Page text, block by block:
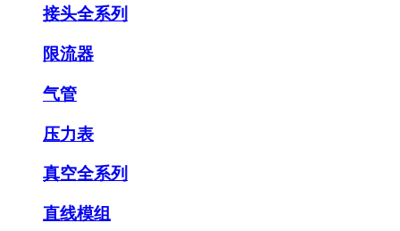
接头全系列
限流器
气管
压力表
真空全系列
直线模组